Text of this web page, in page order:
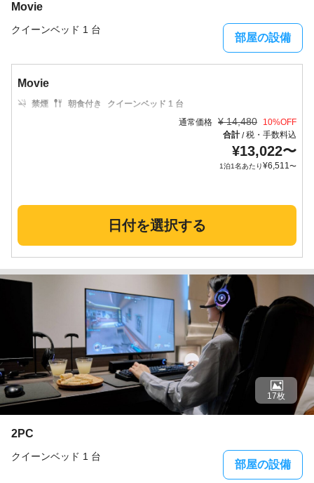
Movie
クイーンベッド 1 台
部屋の設備
Movie
禁煙 朝食付き
クイーンベッド 1 台
通常価格 ¥ 14,480 10%OFF
合計/税・手数料込
¥13,022〜
1泊1名あたり¥6,511〜
日付を選択する
2PC
クイーンベッド 1 台
部屋の設備
17枚